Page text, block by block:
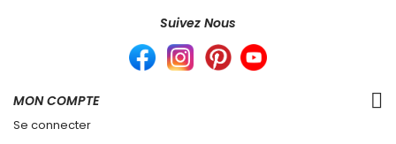
Suivez Nous
MON COMPTE
Se connecter